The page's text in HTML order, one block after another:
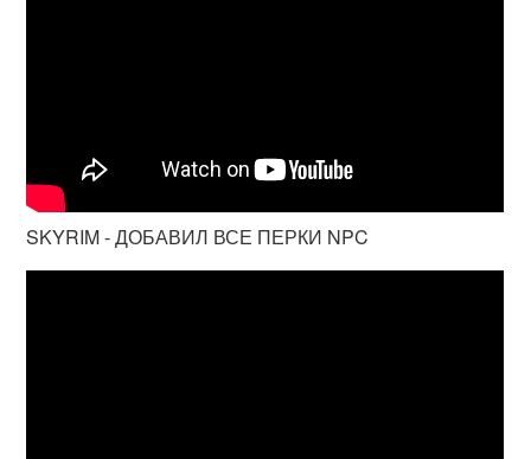
SKYRIM - ДОБАВИЛ ВСЕ ПЕРКИ NPC